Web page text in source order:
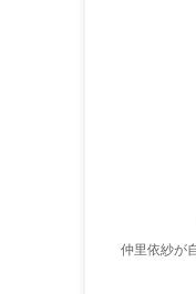
仲里依紗が